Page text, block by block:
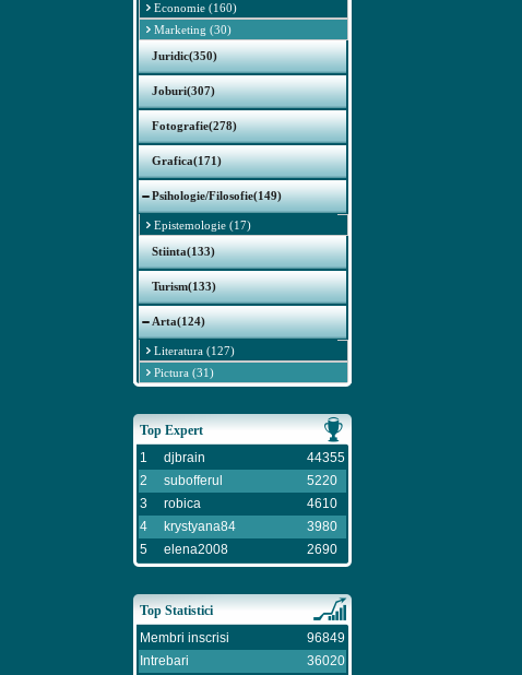
Economie (160)
Marketing (30)
Juridic(350)
Joburi(307)
Fotografie(278)
Grafica(171)
Psihologie/Filosofie(149)
Epistemologie (17)
Stiinta(133)
Turism(133)
Arta(124)
Literatura (127)
Pictura (31)
Top Expert
1
djbrain
44355
2
subofferul
5220
3
robica
4610
4
krystyana84
3980
5
elena2008 2690
Top Statistici
Membri inscrisi
96849
Intrebari
36020